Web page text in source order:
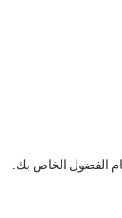
الفضول الخاص بك.